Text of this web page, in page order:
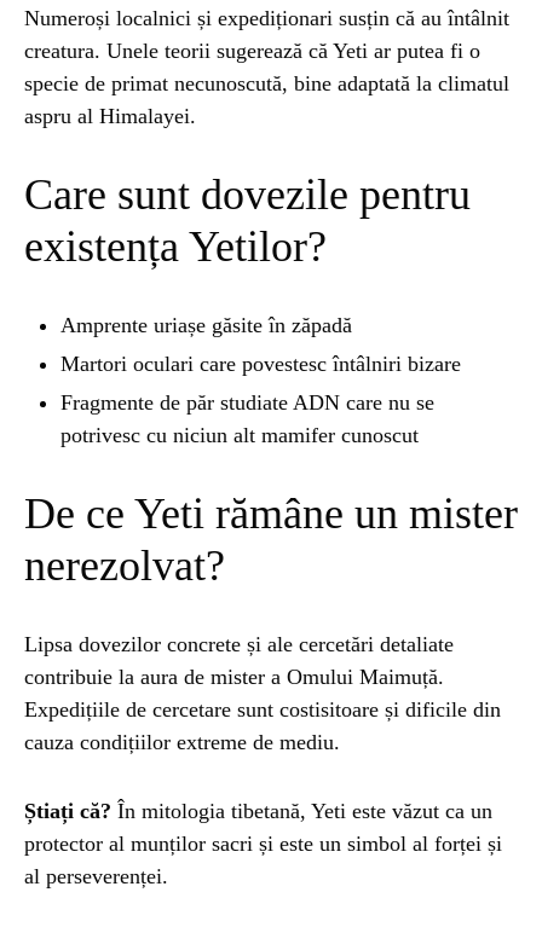
Numeroși localnici și expediționari susțin că au întâlnit
creatura. Unele teorii sugerează că Yeti ar putea fi o
specie de primat necunoscută, bine adaptată la climatul
aspru al Himalayei.
Care sunt dovezile pentru
existența Yetilor?
Amprente uriașe găsite în zăpadă
Martori oculari care povestesc întâlniri bizare
Fragmente de păr studiate ADN care nu se
potrivesc cu niciun alt mamifer cunoscut
De ce Yeti rămâne un mister
nerezolvat?
Lipsa dovezilor concrete și ale cercetări detaliate
contribuie la aura de mister a Omului Maimuță.
Expedițiile de cercetare sunt costisitoare și dificile din
cauza condițiilor extreme de mediu.
Știați că? În mitologia tibetană, Yeti este văzut ca un
protector al munților sacri și este un simbol al forței și
al perseverenței.
POPULAR
UNCATEGORIZED 1 year ago
Barajul Trei Defileuri a Încetinit Rotația
Pământului: Mit sau Realitate?
Seriale turcesti:Top 5 cele mai bune seriale
BLOG 2 years ago
Espressor paduri Senseo blocat?Afla cum îl
poti debloca
Ai simțit vreodată deja-vu? Află de ce se
întâmplă